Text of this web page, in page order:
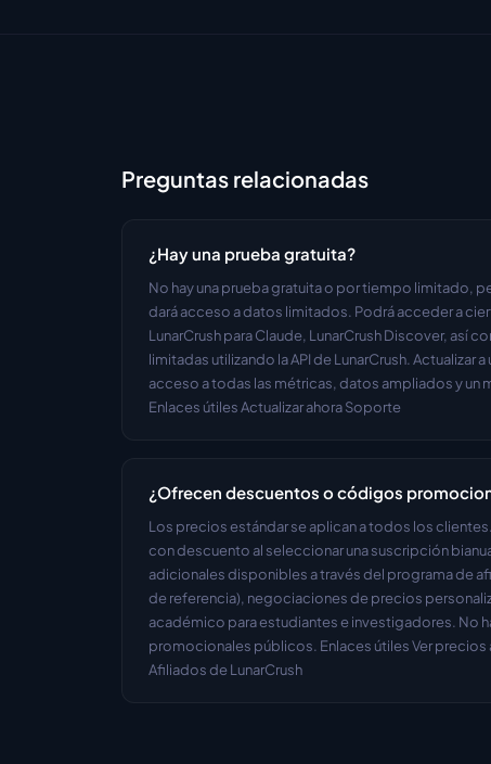
Preguntas relacionadas
¿Hay una prueba gratuita?
No hay una prueba gratuita o por tiempo limitado,
dará acceso a datos limitados. Podrá acceder a
LunarCrush para Claude, LunarCrush Discover, así
limitadas utilizando la API de LunarCrush. Actualizar
acceso a todas las métricas, datos ampliados y un
Enlaces útiles Actualizar ahora Soporte
¿Ofrecen descuentos o códigos
Los precios estándar se aplican a todos los
con descuento al seleccionar una suscripción
adicionales disponibles a través del programa de
de referencia), negociaciones de precios
académico para estudiantes e investigadores. No
promocionales públicos. Enlaces útiles Ver precios
Afiliados de LunarCrush